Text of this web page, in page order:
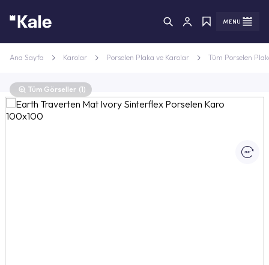
Menü Menü
Ana Sayfa Karolar Porselen Plaka ve Karolar Tüm Porselen
Tüm Görseller (1)